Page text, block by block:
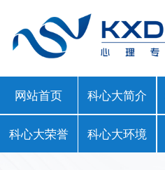
网站首页 科心大简介
科心大荣誉 科心大环境